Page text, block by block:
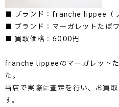
■ ブランド：franche lippee（フ
■ ブランド：マーガレットたぽ
■ 買取価格：6000円
franche lippeeのマーガレット
た。
当店で実際に査定を行い、お買
す。